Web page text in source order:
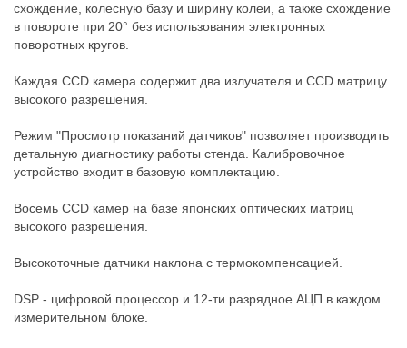
схождение, колесную базу и ширину колеи, а также схождение
в повороте при 20° без использования электронных
поворотных кругов.
Каждая CCD камера содержит два излучателя и CCD матрицу
высокого разрешения.
Режим "Просмотр показаний датчиков" позволяет производить
детальную диагностику работы стенда. Калибровочное
устройство входит в базовую комплектацию.
Восемь CCD камер на базе японских оптических матриц
высокого разрешения.
Высокоточные датчики наклона с термокомпенсацией.
DSP - цифровой процессор и 12-ти разрядное АЦП в каждом
измерительном блоке.